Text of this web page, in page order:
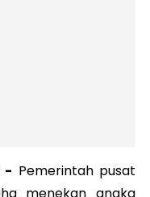
- Pemerintah pusat